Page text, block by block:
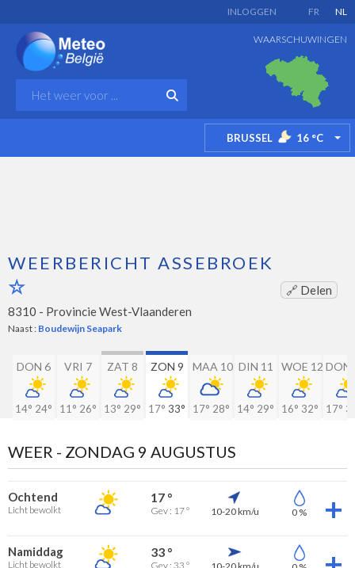
FR NL
INLOGGEN
WAARSCHUWINGEN
BRUSSEL 16 °C
WEERBERICHT ASSEBROEK
🔗 Delen
8310 - Provincie West-Vlaanderen
Naast : Boudewijn Seapark
DON 6
14° 24°
VRI 7
11° 26°
ZAT 8
13° 29°
ZON 9
17° 33°
MAA 10
17° 28°
DIN 11
14° 29°
WOE 12
16° 32°
DON
17°
WEER - ZONDAG 9 AUGUSTUS
Ochtend
Licht bewolkt
17 °
Gev : 17 ° 10-20 km/u 0 %
Namiddag
Licht bewolkt
33 °
Gev : 33 °